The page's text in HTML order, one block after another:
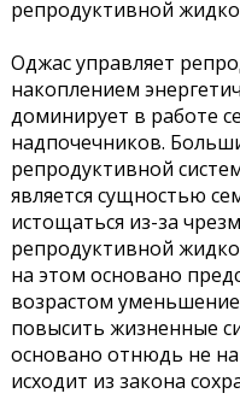
репродуктивной
Оджас управляет
накоплением
доминирует в работе
надпочечников.
репродуктивной
является сущностью
истощаться из-за
репродуктивной
на этом основано
возрастом
повысить жизненные
основано отнюдь не
исходит из закона